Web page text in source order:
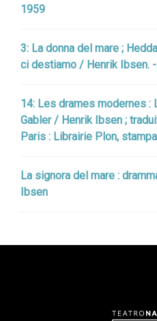
1959
3: La donna del mare ;
ci destiamo / Henrik Ibsen.
14: Les drames modernes :
Gabler / Henrik Ibsen ;
Paris : Librairie Plon,
La signora del mare :
Ibsen